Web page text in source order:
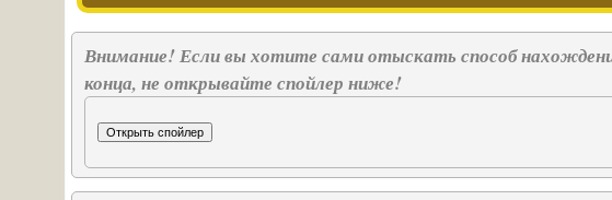
Внимание! Если вы хотите сами отыскать способ
конца, не открывайте спойлер ниже!